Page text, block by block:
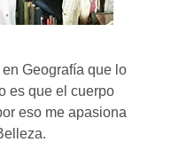
Geografía que lo
es que el cuerpo
eso me apasiona